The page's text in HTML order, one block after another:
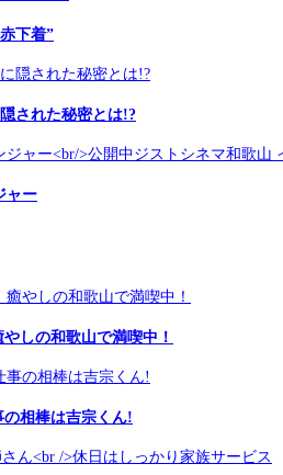
下着”
された秘密とは!?
ャー
しの和歌山で満喫中！
相棒は吉宗くん!